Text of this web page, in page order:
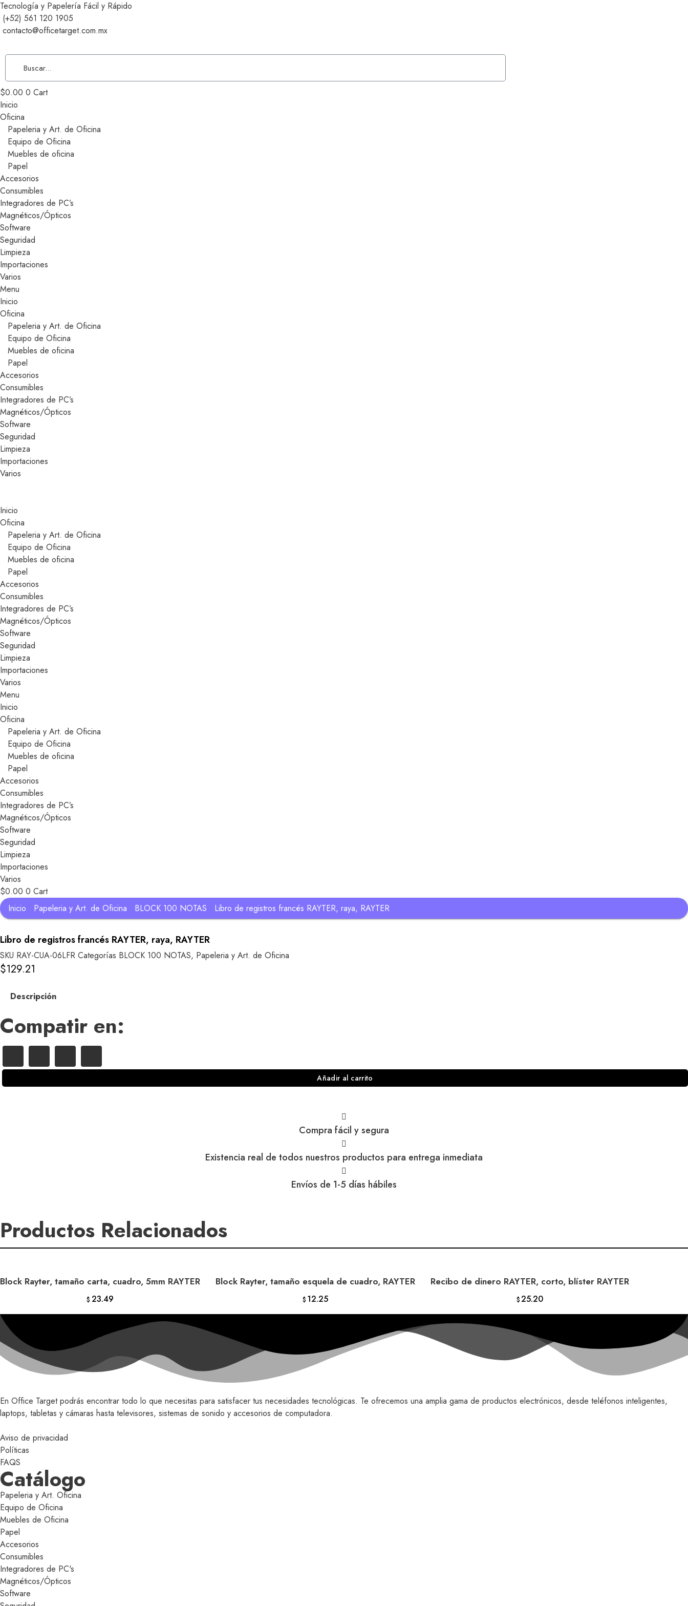
Tecnología y Papelería Fácil y Rápido
(+52) 561 120 1905
contacto@officetarget.com.mx
$0.00 0 Cart
Inicio
Oficina
Papeleria y Art. de Oficina
Equipo de Oficina
Muebles de oficina
Papel
Accesorios
Consumibles
Integradores de PC’s
Magnéticos/Ópticos
Software
Seguridad
Limpieza
Importaciones
Varios
Menu
Inicio
Oficina
Papeleria y Art. de Oficina
Equipo de Oficina
Muebles de oficina
Papel
Accesorios
Consumibles
Integradores de PC’s
Magnéticos/Ópticos
Software
Seguridad
Limpieza
Importaciones
Varios
Inicio
Oficina
Papeleria y Art. de Oficina
Equipo de Oficina
Muebles de oficina
Papel
Accesorios
Consumibles
Integradores de PC’s
Magnéticos/Ópticos
Software
Seguridad
Limpieza
Importaciones
Varios
Menu
Inicio
Oficina
Papeleria y Art. de Oficina
Equipo de Oficina
Muebles de oficina
Papel
Accesorios
Consumibles
Integradores de PC’s
Magnéticos/Ópticos
Software
Seguridad
Limpieza
Importaciones
Varios
$0.00 0 Cart
Inicio
Papeleria y Art. de Oficina BLOCK 100 NOTAS Libro de registros francés RAYTER, raya, RAYTER
Libro de registros francés RAYTER, raya, RAYTER
SKU RAY-CUA-06LFR Categorías BLOCK 100 NOTAS, Papeleria y Art. de Oficina
$129.21
Descripción
Compatir en:
Libro
Añadir al carrito
Compra fácil y segura
Existencia real de todos nuestros productos para entrega inmediata
Envíos de 1-5 días hábiles
Productos Relacionados
AÑADIR AL CARRITO
Block Rayter, tamaño carta, cuadro, 5mm RAYTER
$ 23.49
AÑADIR AL CARRITO
Block Rayter, tamaño esquela de cuadro, RAYTER
$ 12.25
AÑADIR AL CARRITO
Recibo de dinero RAYTER, corto, blíster RAYTER
$25.20
En Office Target podrás encontrar todo lo que necesitas para satisfacer tus necesidades tecnológicas. Te ofrecemos una amplia gama de productos electrónicos, desde teléfonos inteligentes,
laptops, tabletas y cámaras hasta televisores, sistemas de sonido y accesorios de computadora.
Aviso de privacidad
Políticas
FAQS
Catálogo
Papeleria y Art. Oficina
Equipo de Oficina
Muebles de Oficina
Papel
Accesorios
Consumibles
Integradores de PC's
Magnéticos/Ópticos
Software